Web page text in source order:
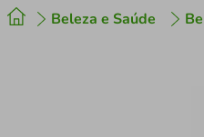
Beleza e Saúde 2º